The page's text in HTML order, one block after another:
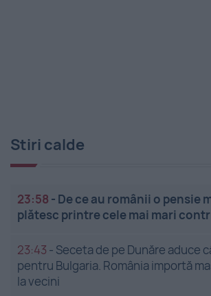
Stiri calde
23:58 - De ce au românii o pensie
plătesc printre cele mai mari
23:43 - Seceta de pe Dunăre aduce
pentru Bulgaria. România importă
la vecini